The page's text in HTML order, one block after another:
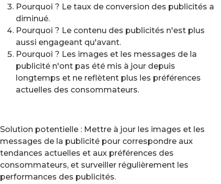
Pourquoi ? Le taux de conversion des publicités a
diminué.
Pourquoi ? Le contenu des publicités n'est plus
aussi engageant qu'avant.
Pourquoi ? Les images et les messages de la
publicité n'ont pas été mis à jour depuis
longtemps et ne reflètent plus les préférences
actuelles des consommateurs.
Solution potentielle : Mettre à jour les images et les
messages de la publicité pour correspondre aux
tendances actuelles et aux préférences des
consommateurs, et surveiller régulièrement les
performances des publicités.